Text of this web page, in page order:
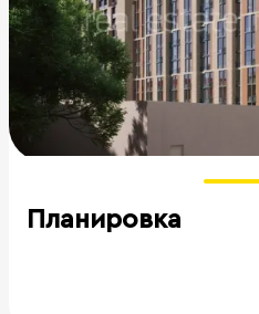
Планировка